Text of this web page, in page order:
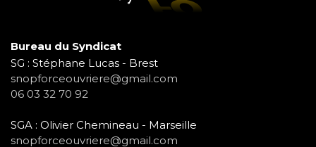
Bureau du Syndicat
SG : Stéphane Lucas - Brest
snopforceouvriere@gmail.com
06 03 32 70 92
SGA : Olivier Chemineau - Marseille
snopforceouvriere@gmail.com